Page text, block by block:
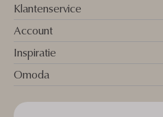
Klantenservice
Account
Inspiratie
Omoda